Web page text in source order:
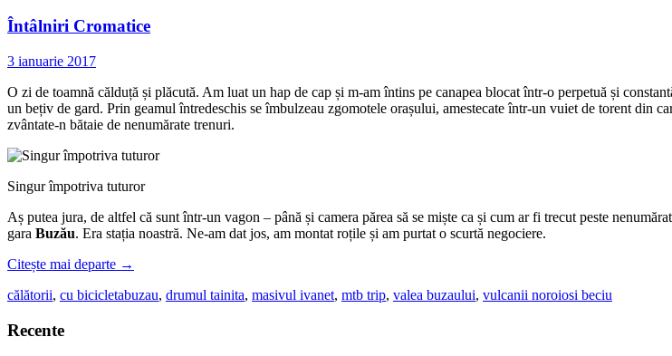
Întâlniri Cromatice
3 ianuarie 2017
O zi de toamnă călduță și plăcută. Am luat un hap de cap și m-am întins pe canapea blocat într-o perpetuă și
un bețiv de gard. Prin geamul întredeschis se îmbulzeau zgomotele orașului, amestecate într-un vuiet de torent din
zvântate-n bătaie de nenumărate trenuri.
Singur împotriva tuturor
Aș putea jura, de altfel că sunt într-un vagon – până și camera părea să se miște ca și cum ar fi trecut peste
gara Buzău. Era stația noastră. Ne-am dat jos, am montat roțile și am purtat o scurtă negociere.
Citește mai departe →
călătorii, cu bicicletabuzau, drumul tainita, masivul ivanet, mtb trip, valea buzaului, vulcanii noroiosi beciu
Recente